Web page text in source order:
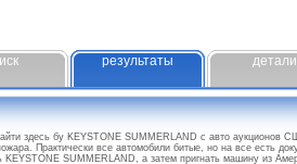
результаты детали
здесь бу KEYSTONE SUMMERLAND с авто аукционов
Практически все автомобили битые, но на все есть
KEYSTONE SUMMERLAND, а затем пригнать машину из